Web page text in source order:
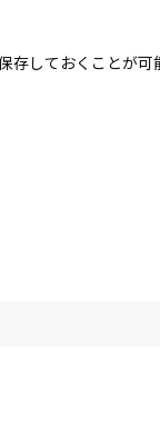
存しておくことが可